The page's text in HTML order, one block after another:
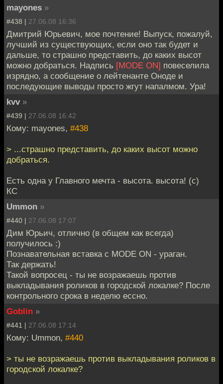
mayones »
#438 | 27.06.08 16:36
Дмитрий Юрьевич, мое почтение! Выпуск, пожалуй,
лучший из существующих, если оно так будет и
дальше, то страшно представить, до каких высот
можно добраться. Надпись [MODE ON] повеселила
изрядно, а сообщение о лейтенанте Оноде и
последующие выводы просто жгут напалмом. Ура!
kvv »
#439 | 27.06.08 16:42
Кому: mayones, #438
> ...страшно представить, до каких высот можно
добраться.
Есть одна у Главного мечта - высота. высота! (с)
КС
Ummon »
#440 | 27.06.08 17:07
Дим Юрьич, отлично (в общем как всегда)
получилось :)
Познавательная вставка с MODE ON - ураган.
Так держать!
Такой вопросец - ты не возражаешь против
выкладывания роликов в городской локалке? После
контрольного срока в неделю ессно.
Goblin »
#441 | 27.06.08 17:14
Кому: Ummon, #440
> ты не возражаешь против выкладывания роликов в
городской локалке?